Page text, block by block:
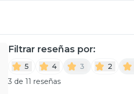
Filtrar reseñas por:
5 4 3 2
3 de 11 reseñas